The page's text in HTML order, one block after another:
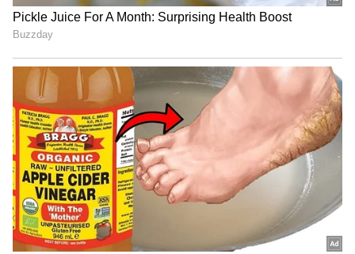
ಆರು ಜಿಲ್ಲೆಗಳಲ್ಲಿ ಸ್ಟಾಪ್​: ಡಿಟೇಲ್ಸ್​ ಇಲ್ಲಿದೆ
6
Image Credit :Chat Gpt
IRCTC ಬಗ್ಗೆ
ಈಗ, IRCTC ಬಗ್ಗೆ ಹೇಳುವುದಾದರೆ, ಟಿಕೆಟ್ ಬುಕಿಂಗ್‌ಗೆ